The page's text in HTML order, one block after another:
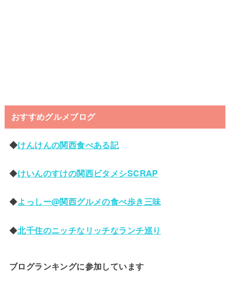
おすすめグルメブログ
◆けんけんの関西食べある記
◆けいんのすけの関西ビタメシSCRAP
◆よっしー@関西グルメの食べ歩き三味
◆北千住のニッチなリッチなランチ巡り
ブログランキングに参加しています